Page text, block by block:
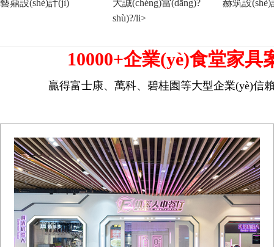
藝鼎設(shè)計(jì)
大誠(chéng)當(dāng)?
shù)?/li>
赫筑設(shè)
10000+企業(yè)食堂家具
贏得富士康、萬科、碧桂園等大型企業(yè)信